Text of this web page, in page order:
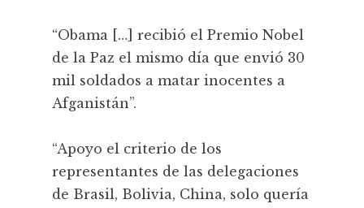
“Obama […] recibió el Premio Nobel
de la Paz el mismo día que envió 30
mil soldados a matar inocentes a
Afganistán”.
“Apoyo el criterio de los
representantes de las delegaciones
de Brasil, Bolivia, China, solo quería